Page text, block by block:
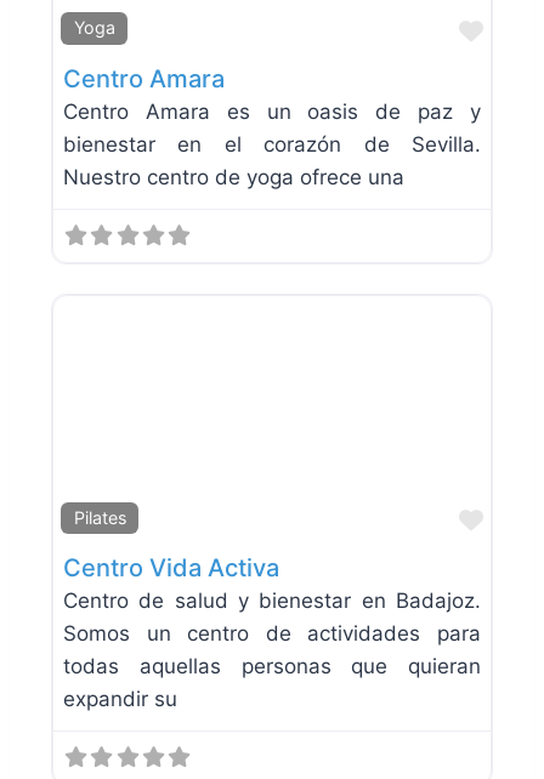
Yoga
Centro Amara
Centro Amara es un oasis de paz y
bienestar en el corazón de Sevilla.
Nuestro centro de yoga ofrece una
Pilates
Centro Vida Activa
Centro de salud y bienestar en Badajoz.
Somos un centro de actividades para
todas aquellas personas que quieran
expandir su